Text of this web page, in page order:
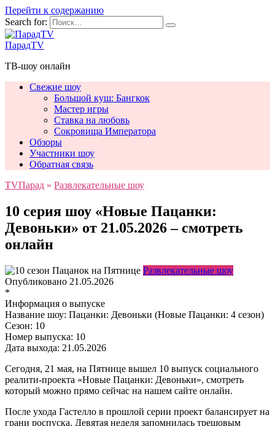
Перейти к содержанию
Search for:
ПарадTV
ТВ-шоу онлайн
Свежие шоу
Большой куш: Бангкок
Мастер игры
Ставка на любовь
Сокровища Императора
Обзоры
Участники шоу
Обратная связь
TVПарад » Развлекательные шоу
10 серия шоу «Новые Пацанки:
Девоньки» от 21.05.2026 – смотреть
онлайн
Развлекательные шоу
Опубликовано 21.05.2026
*
Информация о выпуске
Название шоу: Пацанки: Девоньки (Новые Пацанки: 4 сезон)
Сезон: 10
Номер выпуска: 10
Дата выхода: 21.05.2026
Сегодня, 21 мая, на Пятнице вышел 10 выпуск социального
реалити-проекта «Новые Пацанки: Девоньки», смотреть
который можно прямо сейчас на нашем сайте онлайн.
После ухода Гастелло в прошлой серии проект балансирует на
грани роспуска. Девятая неделя запомнилась трешовым